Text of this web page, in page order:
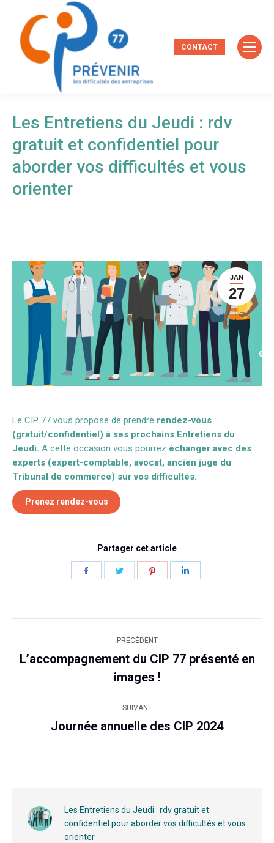
CONTACT
Les Entretiens du Jeudi : rdv
gratuit et confidentiel pour
aborder vos difficultés et vous
orienter
JAN
27
Le CIP 77 vous propose de prendre rendez-vous
(gratuit/confidentiel) à ses prochains Entretiens du
Jeudi. A cette occasion vous pourrez échanger avec des
experts (expert-comptable, avocat, ancien juge du
Tribunal de commerce) sur vos difficultés.
Prenez rendez-vous
Partager cet article
Partager Partager Partager
article
PRÉCÉDENT
Article
précédent
L’accompagnement du CIP 77 présenté en
images !
SUIVANT
Article
:
Journée annuelle des CIP 2024
Les Entretiens du Jeudi : rdv gratuit et
confidentiel pour aborder vos difficultés et vous
orienter